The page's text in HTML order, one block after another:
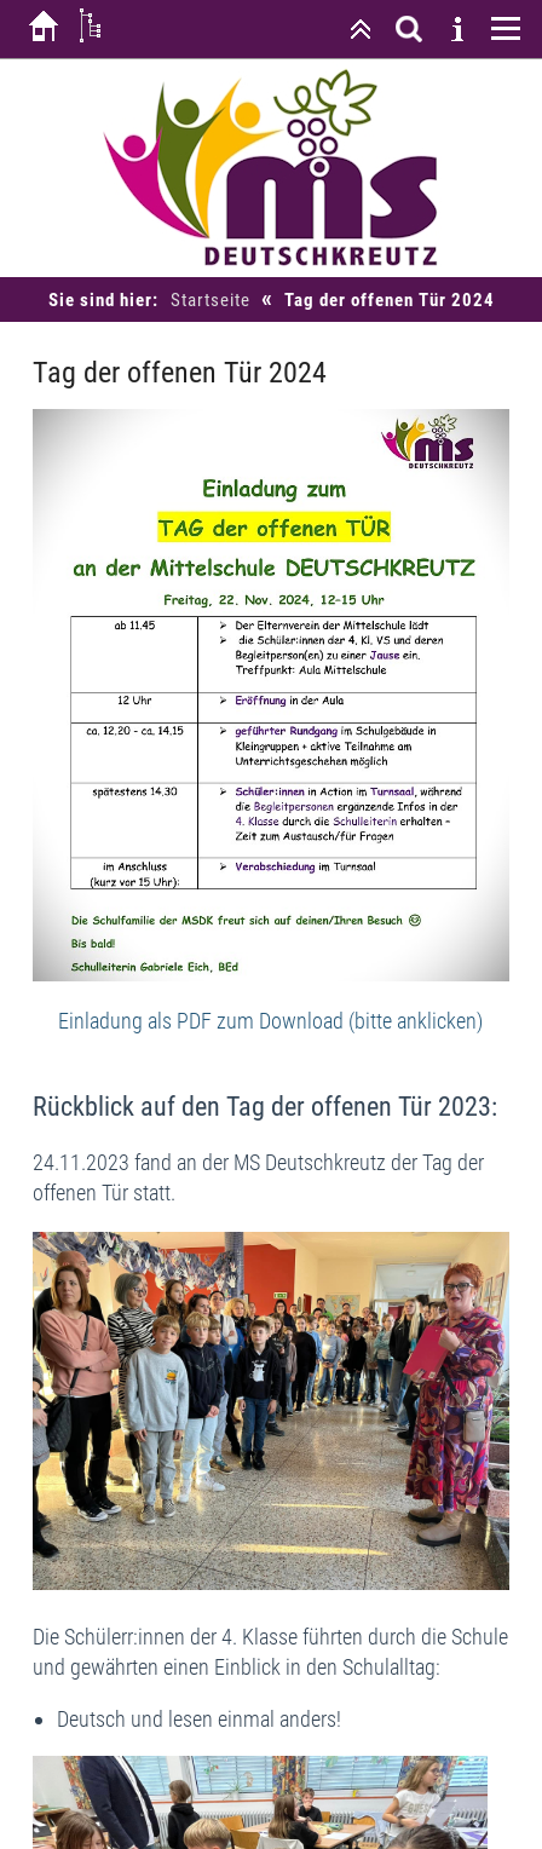
Sie sind hier: Startseite « Tag der offenen Tür 2024
Tag der offenen Tür 2024
Einladung als PDF zum Download (bitte anklicken)
Rückblick auf den Tag der offenen Tür 2023:
24.11.2023 fand an der MS Deutschkreutz der Tag der
offenen Tür statt.
Die Schülerr:innen der 4. Klasse führten durch die Schule
und gewährten einen Einblick in den Schulalltag:
Deutsch und lesen einmal anders!